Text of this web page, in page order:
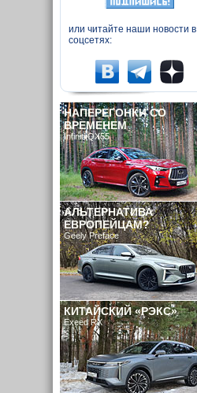
или читайте наши новости в
соцсетях:
НАПЕРЕГОНКИ СО
ВРЕМЕНЕМ
Infiniti QX55
АЛЬТЕРНАТИВА
ЕВРОПЕЙЦАМ?
Geely Preface
КИТАЙСКИЙ «РЭКС»
Exeed RX